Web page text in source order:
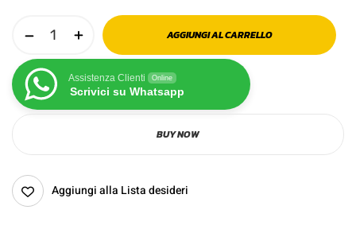
AGGIUNGI AL CARRELLO
Assistenza Clienti Online
Scrivici su Whatsapp
BUY NOW
Aggiungi alla Lista desideri